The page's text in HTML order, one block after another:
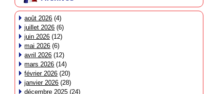
août 2026 (4)
juillet 2026 (6)
juin 2026 (12)
mai 2026 (6)
avril 2026 (12)
mars 2026 (14)
février 2026 (20)
janvier 2026 (28)
décembre 2025 (24)